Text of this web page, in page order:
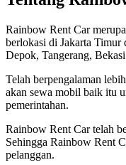
Rainbow Rent Car
berlokasi di Jakarta Timur
Depok, Tangerang,
Telah berpengalaman
akan sewa mobil baik itu
pemerintahan.
Rainbow Rent Car telah
Sehingga Rainbow Rent
pelanggan.